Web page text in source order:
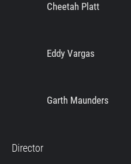
Cheetah Platt
Eddy Vargas
Garth Maunders
Director